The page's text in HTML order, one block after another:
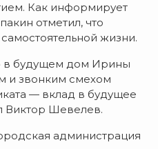
Как информирует
отметил, что
жизни.
в будущем дом Ирины
и звонким смехом
— вклад в будущее
Виктор Шевелев.
администрация